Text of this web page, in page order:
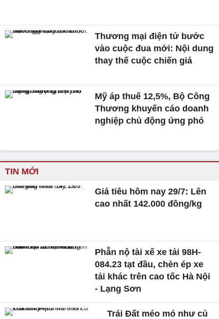
Thương mại điện tử bước
vào cuộc đua mới: Nội dung
thay thế cuộc chiến giá
Mỹ áp thuế 12,5%, Bộ Công
Thương khuyến cáo doanh
nghiệp chủ động ứng phó
TIN MỚI
Giá tiêu hôm nay 29/7: Lên
cao nhất 142.000 đồng/kg
Phẫn nộ tài xế xe tải 98H-
084.23 tạt đầu, chèn ép xe
tải khác trên cao tốc Hà Nội
- Lạng Sơn
Trái Đất méo mó như củ